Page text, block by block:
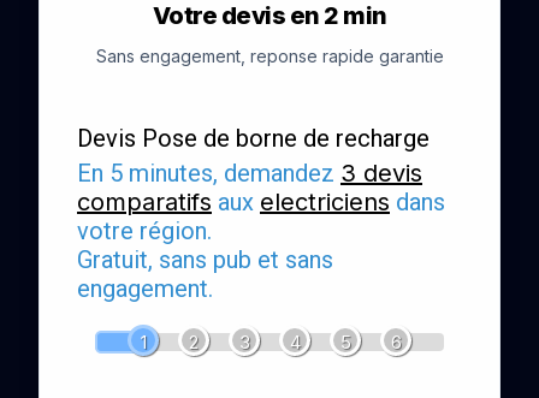
Votre devis en 2 min
Sans engagement, reponse rapide garantie
Devis Pose de borne de recharge
En 5 minutes, demandez 3 devis
comparatifs aux electriciens dans
votre région.
Gratuit, sans pub et sans
engagement.
1 2 3 4 5 6